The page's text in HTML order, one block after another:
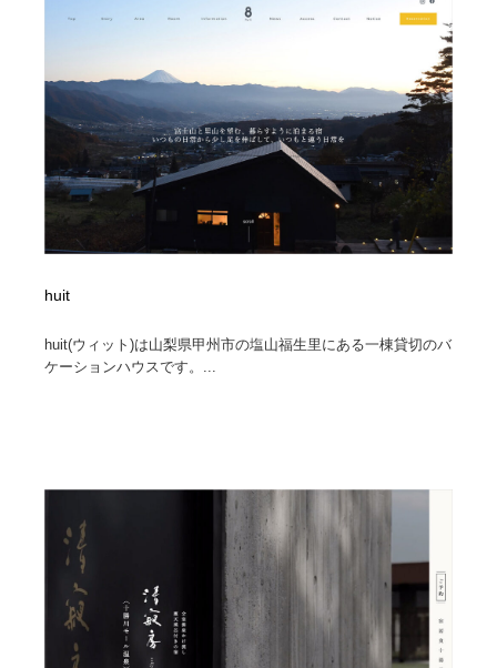
huit
huit(ウィット)は山梨県甲州市の塩山福生里にある一棟貸切のバ
ケーションハウスです。...